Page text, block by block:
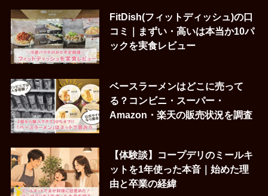
FitDish(フィットディッシュ)の口
コミ｜まずい・高いは本当か10パ
ックを実食レビュー
ベースラーメンはどこに売って
る？コンビニ・スーパー・
Amazon・楽天の販売状況を調査
【体験談】コープデリのミールキ
ットを1年使った本音｜始めた理
由と卒業の経緯